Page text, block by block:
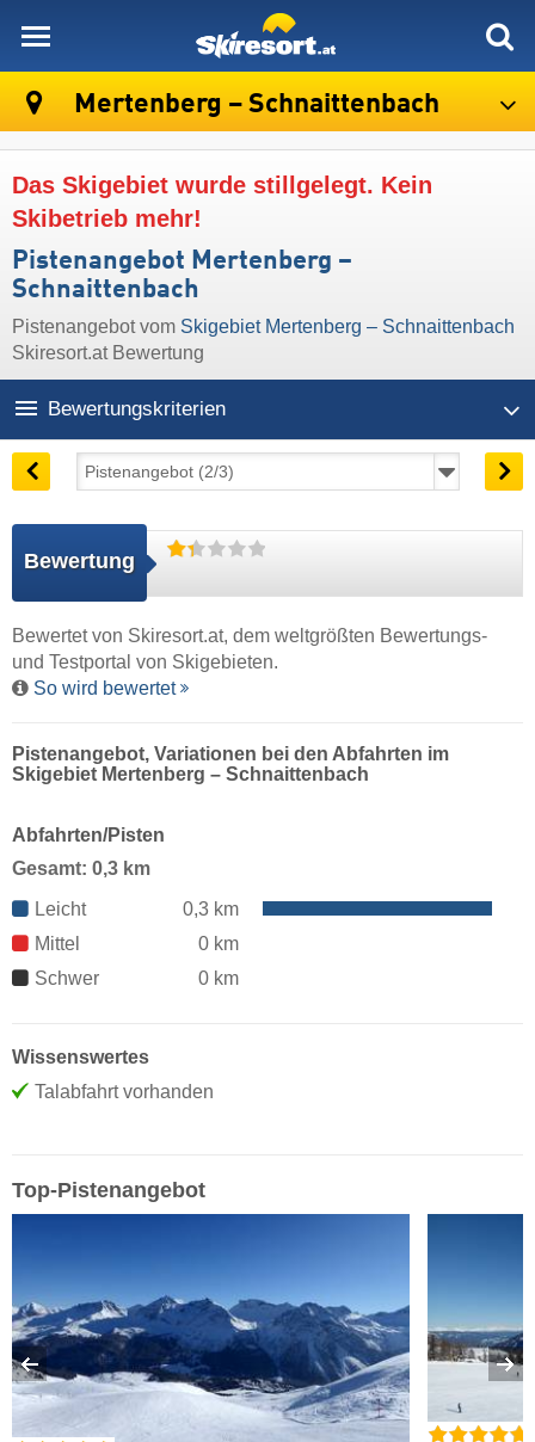
Mertenberg – Schnaittenbach
Das Skigebiet wurde stillgelegt. Kein
Skibetrieb mehr!
Pistenangebot Mertenberg –
Schnaittenbach
Pistenangebot vom Skigebiet Mertenberg – Schnaittenbach
Skiresort.at Bewertung
Bewertungskriterien
Bewertung
Bewertet von Skiresort.at, dem weltgrößten Bewertungs-
und Testportal von Skigebieten.
So wird bewertet
Pistenangebot, Variationen bei den Abfahrten im
Skigebiet Mertenberg – Schnaittenbach
Abfahrten/Pisten
Gesamt: 0,3 km
Leicht
0,3 km
Mittel
0 km
Schwer
0 km
Wissenswertes
Talabfahrt vorhanden
Top-Pistenangebot